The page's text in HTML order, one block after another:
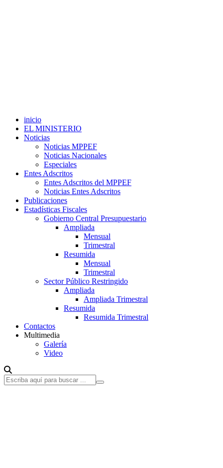
inicio
EL MINISTERIO
Noticias
Noticias MPPEF
Noticias Nacionales
Especiales
Entes Adscritos
Entes Adscritos del MPPEF
Noticias Entes Adscritos
Publicaciones
Estadísticas Fiscales
Gobierno Central Presupuestario
Ampliada
Mensual
Trimestral
Resumida
Mensual
Trimestral
Sector Público Restringido
Ampliada
Ampliada Trimestral
Resumida
Resumida Trimestral
Contactos
Multimedia
Galería
Video